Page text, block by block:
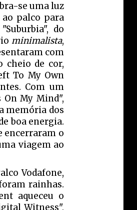
se uma luz
palco para
do
minimalista,
com
cheio de cor,
To My Own
Com um
My Mind",
memória dos
boa energia.
encerraram o
viagem ao
Vodafone,
rainhas.
aqueceu o
Witness",